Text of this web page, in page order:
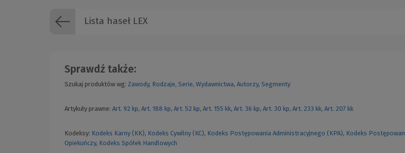
Lista haseł LEX
Sprawdź także:
Szukaj produktów wg: Zawody, Rodzaje, Serie, Wydawnictwa, Autorzy, Segmenty
Artykuły prawne: Art. 92 kp, Art. 188 kp, Art. 52 kp, Art. 155 kk, Art. 36 kp, Art. 30 kp, Art. 233 kk, Art. 207 kk
Kodeksy: Kodeks Karny (KK), Kodeks Cywilny (KC), Kodeks Postępowania Administracyjnego (KPA), Kodeks
Opiekuńczy, Kodeks Spółek Handlowych